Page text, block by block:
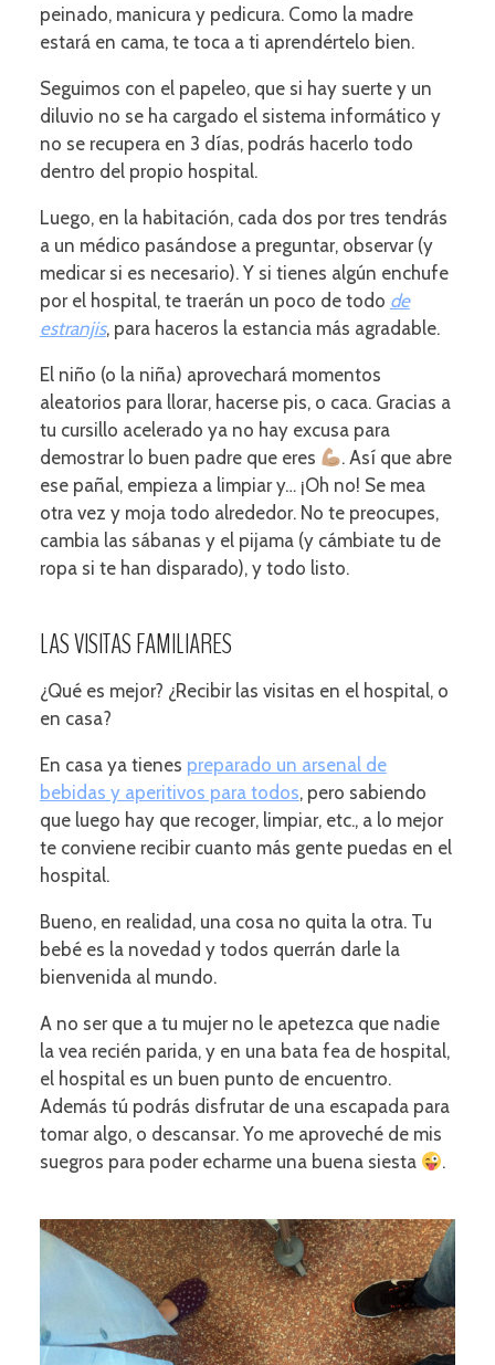
peinado, manicura y pedicura. Como la madre
estará en cama, te toca a ti aprendértelo bien.
Seguimos con el papeleo, que si hay suerte y un
diluvio no se ha cargado el sistema informático y
no se recupera en 3 días, podrás hacerlo todo
dentro del propio hospital.
Luego, en la habitación, cada dos por tres tendrás
a un médico pasándose a preguntar, observar (y
medicar si es necesario). Y si tienes algún enchufe
por el hospital, te traerán un poco de todo de
estranjis, para haceros la estancia más agradable.
El niño (o la niña) aprovechará momentos
aleatorios para llorar, hacerse pis, o caca. Gracias a
tu cursillo acelerado ya no hay excusa para
demostrar lo buen padre que eres
. Así que abre
ese pañal, empieza a limpiar y… ¡Oh no! Se mea
otra vez y moja todo alrededor. No te preocupes,
cambia las sábanas y el pijama (y cámbiate tu de
ropa si te han disparado), y todo listo.
LAS VISITAS FAMILIARES
¿Qué es mejor? ¿Recibir las visitas en el hospital, o
en casa?
En casa ya tienes preparado un arsenal de
bebidas y aperitivos para todos, pero sabiendo
que luego hay que recoger, limpiar, etc., a lo mejor
te conviene recibir cuanto más gente puedas en el
hospital.
Bueno, en realidad, una cosa no quita la otra. Tu
bebé es la novedad y todos querrán darle la
bienvenida al mundo.
A no ser que a tu mujer no le apetezca que nadie
la vea recién parida, y en una bata fea de hospital,
el hospital es un buen punto de encuentro.
Además tú podrás disfrutar de una escapada para
tomar algo, o descansar. Yo me aproveché de mis
suegros para poder echarme una buena siesta
.